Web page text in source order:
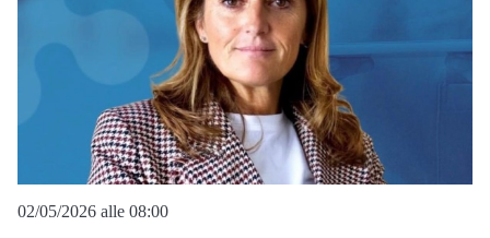
02/05/2026 alle 08:00